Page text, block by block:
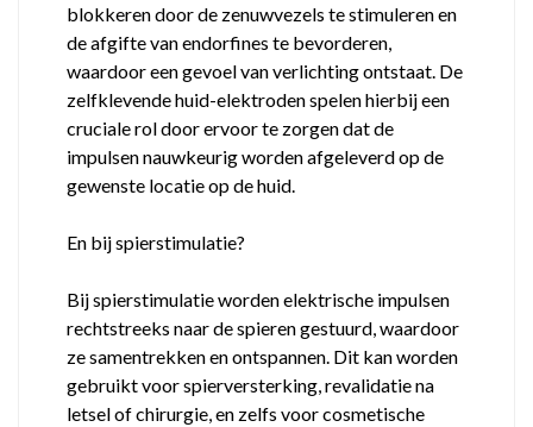
blokkeren door de zenuwvezels te stimuleren en
de afgifte van endorfines te bevorderen,
waardoor een gevoel van verlichting ontstaat. De
zelfklevende huid-elektroden spelen hierbij een
cruciale rol door ervoor te zorgen dat de
impulsen nauwkeurig worden afgeleverd op de
gewenste locatie op de huid.
En bij spierstimulatie?
Bij spierstimulatie worden elektrische impulsen
rechtstreeks naar de spieren gestuurd, waardoor
ze samentrekken en ontspannen. Dit kan worden
gebruikt voor spierversterking, revalidatie na
letsel of chirurgie, en zelfs voor cosmetische